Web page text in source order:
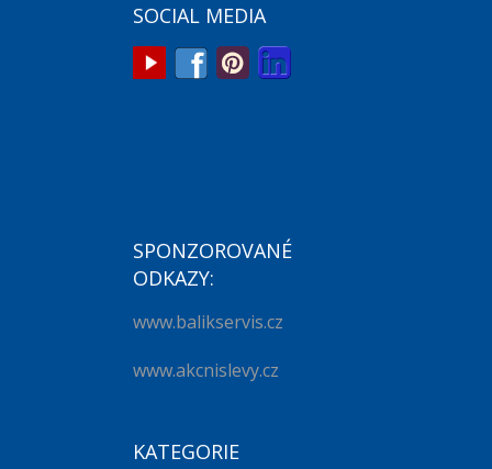
SOCIAL MEDIA
SPONZOROVANÉ
ODKAZY:
www.balikservis.cz
www.akcnislevy.cz
KATEGORIE